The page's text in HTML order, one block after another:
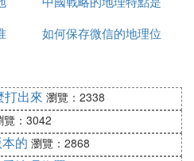
為地理。
地理。
地域結構的形成和發展規
環境的組成、結構、功
律。
什麼
如何保存微信的地理位
打出來 瀏覽：2338
覽：3042
的 瀏覽：2868